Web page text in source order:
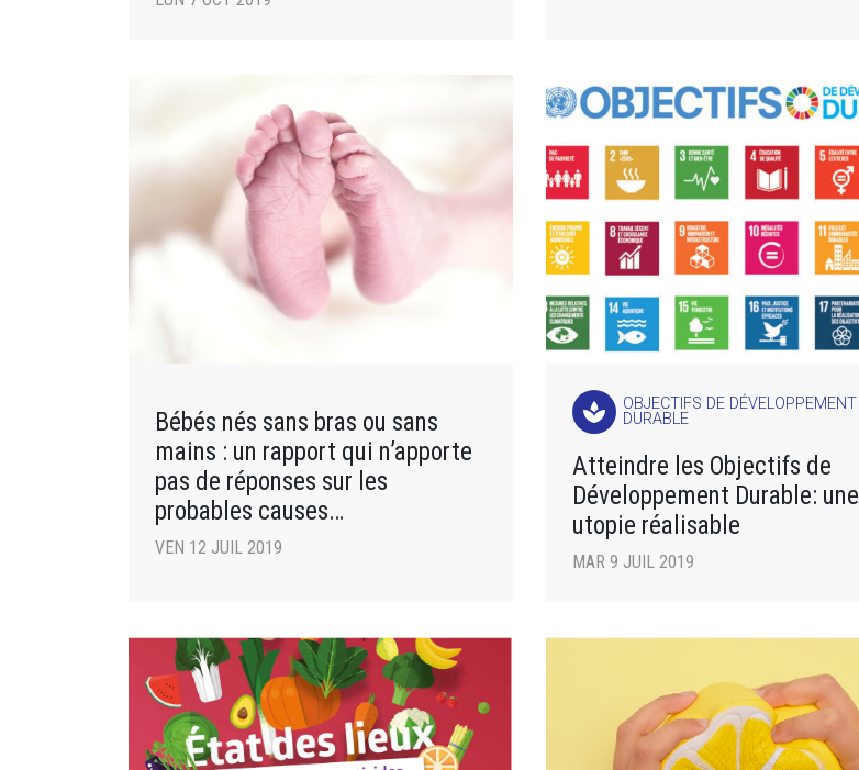
Bébés nés sans bras ou sans
mains : un rapport qui n’apporte
pas de réponses sur les
probables causes
environnementales
VEN 12 JUIL 2019
spa
OBJECTIFS DE DÉVELOPPEMENT
DURABLE
Atteindre les Objectifs de
Développement Durable: une
utopie réalisable
MAR 9 JUIL 2019